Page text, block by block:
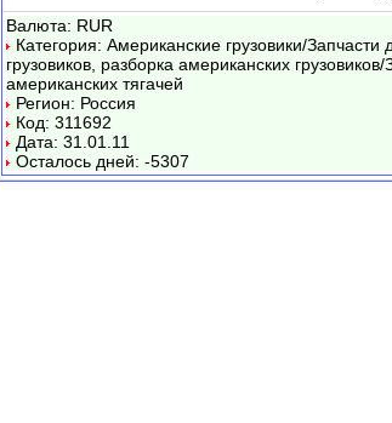
Валюта: RUR
Категория: Американские грузовики/Запчасти
грузовиков, разборка американских
американских тягачей
Регион: Россия
Код: 311692
Дата: 31.01.11
Осталось дней: -5307